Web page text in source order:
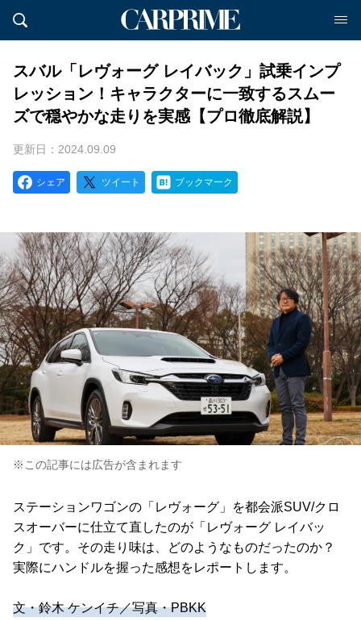
スバル「レヴォーグ レイバック」試乗インプ
レッション！キャラクターに一致するスムー
ズで穏やかな走りを実感【プロ徹底解説】
更新日：2024.09.09
シェア ツイート ブックマーク
※この記事には広告が含まれます
ステーションワゴンの「レヴォーグ」を都会派SUV/クロ
スオーバーに仕立て直したのが「レヴォーグ レイバッ
ク」です。その走り味は、どのようなものだったのか？
実際にハンドルを握った感想をレポートします。
文・鈴木 ケンイチ／写真・PBKK